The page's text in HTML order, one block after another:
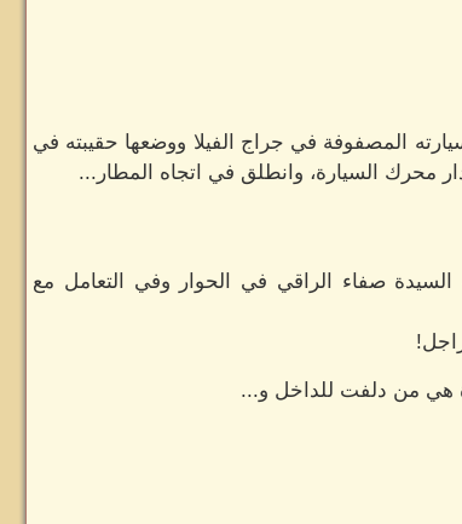
المصفوفة في جراج الفيلا ووضعها حقيبته في
محرك السيارة، وانطلق في اتجاه المطار...
صفاء الراقي في الحوار وفي التعامل مع
هي من دلفت للداخل و...